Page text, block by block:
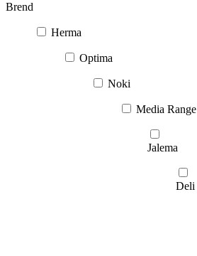
Brend
Herma
Optima
Noki
Media Range
Jalema
Deli